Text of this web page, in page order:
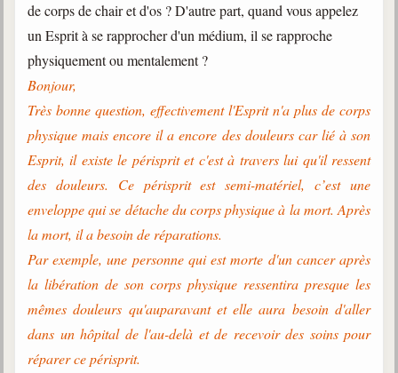
de corps de chair et d'os ? D'autre part, quand vous appelez
un Esprit à se rapprocher d'un médium, il se rapproche
physiquement ou mentalement ?
Bonjour,
Très bonne question, effectivement l'Esprit n'a plus de corps
physique mais encore il a encore des douleurs car lié à son
Esprit, il existe le périsprit et c'est à travers lui qu'il ressent
des douleurs. Ce périsprit est semi-matériel, c’est une
enveloppe qui se détache du corps physique à la mort. Après
la mort, il a besoin de réparations.
Par exemple, une personne qui est morte d'un cancer après
la libération de son corps physique ressentira presque les
mêmes douleurs qu'auparavant et elle aura besoin d'aller
dans un hôpital de l'au-delà et de recevoir des soins pour
réparer ce périsprit.